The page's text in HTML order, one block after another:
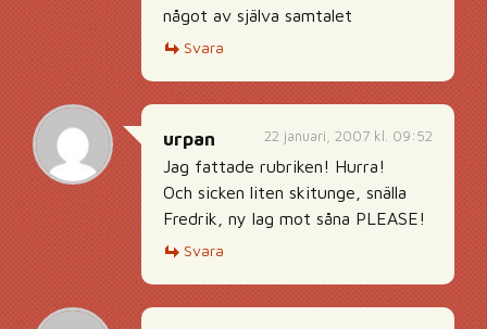
något av själva samtalet
Svara
22 januari, 2007 kl. 09:52
urpan
Jag fattade rubriken! Hurra!
Och sicken liten skitunge, snälla
Fredrik, ny lag mot såna PLEASE!
Svara